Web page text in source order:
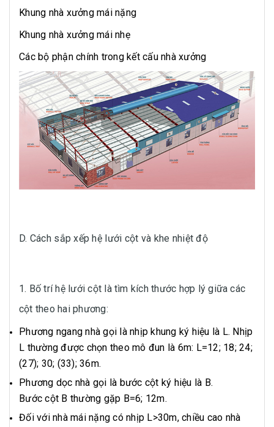
Khung nhà xưởng mái nặng
Khung nhà xưởng mái nhẹ
Các bộ phận chính trong kết cấu nhà xưởng
D. Cách sắp xếp hệ lưới cột và khe nhiệt độ
1. Bố trí hệ lưới cột là tìm kích thước hợp lý giữa các
cột theo hai phương:
Phương ngang nhà gọi là nhịp khung ký hiệu là L. Nhịp
L thường được chọn theo mô đun là 6m: L=12; 18; 24;
(27); 30; (33); 36m.
Phương dọc nhà gọi là bước cột ký hiệu là B.
Bước cột B thường gặp B=6; 12m.
Đối với nhà mái nặng có nhịp L>30m, chiều cao nhà